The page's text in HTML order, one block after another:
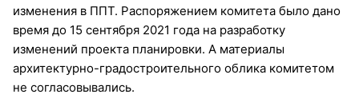
изменения в ППТ. Распоряжением комитета было дано
время до 15 сентября 2021 года на разработку
изменений проекта планировки. А материалы
архитектурно-градостроительного облика комитетом
не согласовывались.